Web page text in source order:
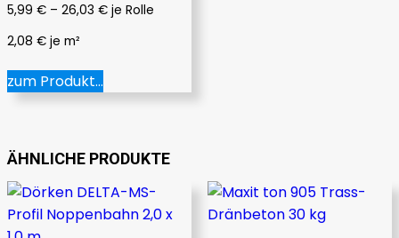
5,99 € – 26,03 € je Rolle
2,08 € je m²
zum Produkt...
Dieses
Produkt
Varianten
Die
Optionen
ÄHNLICHE PRODUKTE